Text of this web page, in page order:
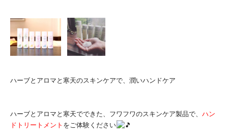
ハーブとアロマと寒天のスキンケアで、潤いハンドケア
ハーブとアロマと寒天でできた、フワフワのスキンケア製品で、 ハン
ドトリートメント をご体験ください